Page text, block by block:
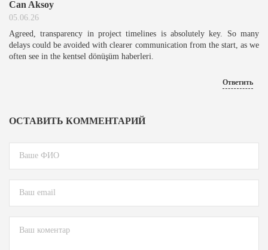
Can Aksoy
05.06.26
Agreed, transparency in project timelines is absolutely key. So many
delays could be avoided with clearer communication from the start, as we
often see in the kentsel dönüşüm haberleri.
Ответить
ОСТАВИТЬ КОММЕНТАРИЙ